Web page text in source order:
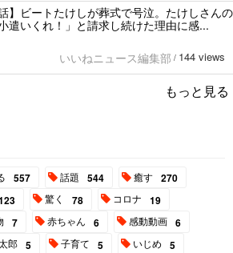
】ビートたけしが葬式で号泣。たけしさんの
遣いくれ！」と請求し続けた理由に感...
いいねニュース編集部 / 144 views
もっと見る
557 話題 544 癒す 270
驚く 78 コロナ 19
7 赤ちゃん 6 感動動画 6
郎 5 子育て 5 いじめ 5